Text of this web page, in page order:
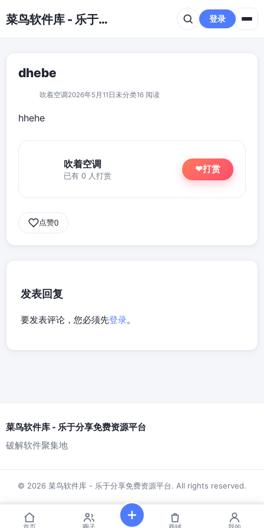
菜鸟软件库 - 乐于分享免费资源平台 登录
dhebe
吹着空调 2026年5月11日 未分类16 阅读
hhehe
吹着空调
已有 0 人打赏
❤打赏
点赞0
发表回复
要发表评论，您必须先登录。
菜鸟软件库 - 乐于分享免费资源平台
破解软件聚集地
© 2026 菜鸟软件库 - 乐于分享免费资源平台. All rights reserved.